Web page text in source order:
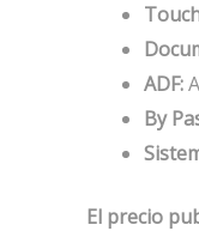
ADF:
By
El precio